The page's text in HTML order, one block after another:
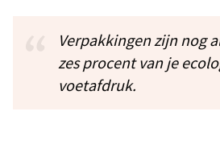
Verpakkingen zijn nog
zes procent van je
voetafdruk.